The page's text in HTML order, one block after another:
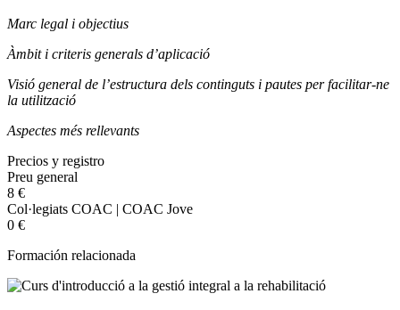
Marc legal i objectius
Àmbit i criteris generals d’aplicació
Visió general de l’estructura dels continguts i pautes per facilitar-ne
la utilització
Aspectes més rellevants
Precios y registro
Preu general
8 €
Col·legiats COAC | COAC Jove
0 €
Formación relacionada